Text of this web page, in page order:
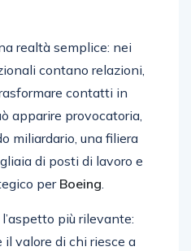
realtà semplice: nei
contano relazioni,
contatti in
apparire provocatoria,
miliardario, una filiera
di posti di lavoro e
perBoeing.
più rilevante:
il valore di chi riesce a